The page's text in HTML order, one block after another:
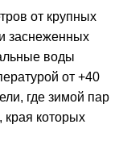
от крупных
заснеженных
воды
от +40
где зимой пар
края которых